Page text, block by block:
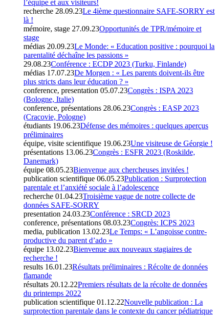
l’équipe et aux visiteurs!
recherche 28.09.23Le 4ième questionnaire SAFE-SORRY est
là !
mémoire, stage 27.09.23Opportunités de TPR/mémoire et
stage
médias 20.09.23Le Monde: « Education positive : pourquoi la
parentalité déchaîne les passions »
29.08.23Conférence : ECDP 2023 (Turku, Finlande)
médias 17.07.23De Morgen : « Les parents doivent-ils être
plus stricts dans leur éducation ? »
conference, presentation 05.07.23Congrès : ISPA 2023
(Bologne, Italie)
conference, présentations 28.06.23Congrès : EASP 2023
(Cracovie, Pologne)
étudiants 19.06.23Défense des mémoires : quelques aperçus
préliminaires
équipe, visite scientifique 19.06.23Une visiteuse de Géorgie !
présentations 13.06.23Congrès : ESFR 2023 (Roskilde,
Danemark)
équipe 08.05.23Bienvenue aux chercheuses invitées !
publication scientifique 06.05.23Publication : Surprotection
parentale et l’anxiété sociale à l’adolescence
recherche 01.04.23Troisième vague de notre collecte de
données SAFE-SORRY
presentation 24.03.23Conférence : SRCD 2023
conference, présentations 08.03.23Congrès: ICPS 2023
media, publication 13.02.23Le Temps: « L’angoisse contre-
productive du parent d’ado »
équipe 13.02.23Bienvenue aux nouveaux stagiaires de
recherche !
results 16.01.23Résultats préliminaires : Récolte de données
flamande
résultats 20.12.22Premiers résultats de la récolte de données
du printemps 2022
publication scientifique 01.12.22Nouvelle publication : La
surprotection parentale dans le contexte du cancer pédiatrique